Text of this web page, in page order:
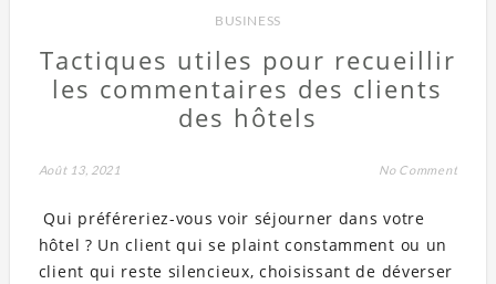
BUSINESS
Tactiques utiles pour recueillir
les commentaires des clients
des hôtels
Août 13, 2021 No Comment
Qui préféreriez-vous voir séjourner dans votre
hôtel ? Un client qui se plaint constamment ou un
client qui reste silencieux, choisissant de déverser